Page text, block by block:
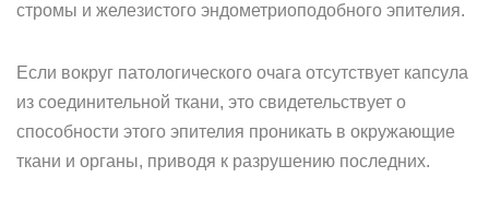
стромы и железистого эндометриоподобного эпителия.
Если вокруг патологического очага отсутствует капсула
из соединительной ткани, это свидетельствует о
способности этого эпителия проникать в окружающие
ткани и органы, приводя к разрушению последних.